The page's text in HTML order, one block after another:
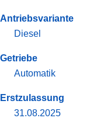
Antriebsvariante
Diesel
Getriebe
Automatik
Erstzulassung
31.08.2025